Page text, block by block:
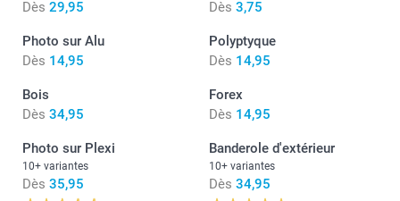
Dès 29,95
Dès 3,75
Photo sur Alu
Dès 14,95
Polyptyque
Dès 14,95
Bois
Dès 34,95
Forex
Dès 14,95
Photo sur Plexi
10+ variantes
Dès 35,95
Banderole d'extérieur
10+ variantes
Dès 34,95